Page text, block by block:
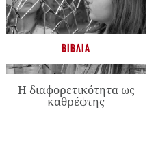
ΒΙΒΛΊΑ
Η διαφορετικότητα ως
καθρέφτης